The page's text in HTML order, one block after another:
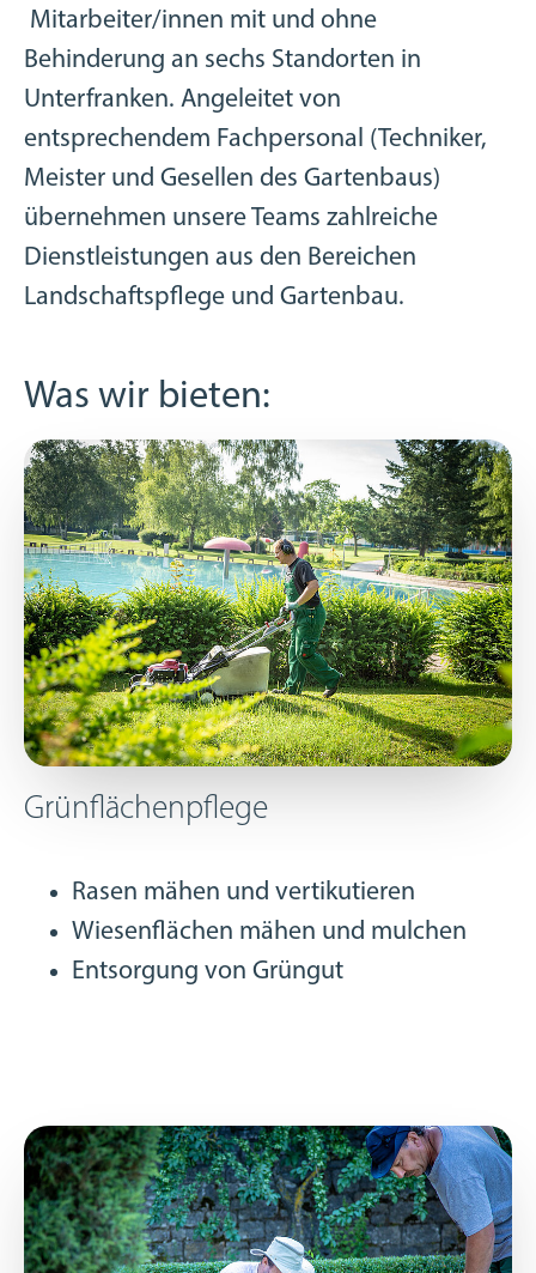
Mitarbeiter/innen mit und ohne
Behinderung an sechs Standorten in
Unterfranken. Angeleitet von
entsprechendem Fachpersonal (Techniker,
Meister und Gesellen des Gartenbaus)
übernehmen unsere Teams zahlreiche
Dienstleistungen aus den Bereichen
Landschaftspflege und Gartenbau.
Was wir bieten:
Grünflächenpflege
Rasen mähen und vertikutieren
Wiesenflächen mähen und mulchen
Entsorgung von Grüngut